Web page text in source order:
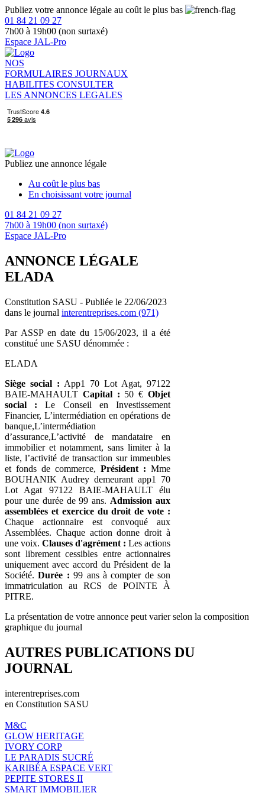
Publiez votre annonce légale au coût le plus bas
01 84 21 09 27
7h00 à 19h00 (non surtaxé)
Espace JAL-Pro
NOS
FORMULAIRES JOURNAUX
HABILITES CONSULTER
LES ANNONCES LEGALES
Publiez une annonce légale
Au coût le plus bas
En choisissant votre journal
01 84 21 09 27
7h00 à 19h00 (non surtaxé)
Espace JAL-Pro
ANNONCE LÉGALE
ELADA
Constitution SASU - Publiée le 22/06/2023
dans le journal interentreprises.com (971)
Par ASSP en date du 15/06/2023, il a été
constitué une SASU dénommée :
ELADA
Siège social : App1 70 Lot Agat, 97122
BAIE-MAHAULT Capital : 50 €Objet
social : Le Conseil en Investissement
Financier, L’intermédiation en opérations de
banque,L’intermédiation
d’assurance,L’activité de mandataire en
immobilier et notamment, sans limiter à la
liste, l’activité de transaction sur immeubles
et fonds de commerce, Président : Mme
BOUHANIK Audrey demeurant app1 70
Lot Agat 97122 BAIE-MAHAULT élu
pour une durée de 99 ans. Admission aux
assemblées et exercice du droit de vote :
Chaque actionnaire est convoqué aux
Assemblées. Chaque action donne droit à
une voix. Clauses d'agrément : Les actions
sont librement cessibles entre actionnaires
uniquement avec accord du Président de la
Société.Durée : 99 ans à compter de son
immatriculation au RCS de POINTE À
PITRE.
La présentation de votre annonce peut varier selon la composition
graphique du journal
AUTRES PUBLICATIONS DU
JOURNAL
interentreprises.com
en Constitution SASU
M&C
GLOW HERITAGE
IVORY CORP
LE PARADIS SUCRÉ
KARIBÉA ESPACE VERT
PEPITE STORES II
SMART IMMOBILIER